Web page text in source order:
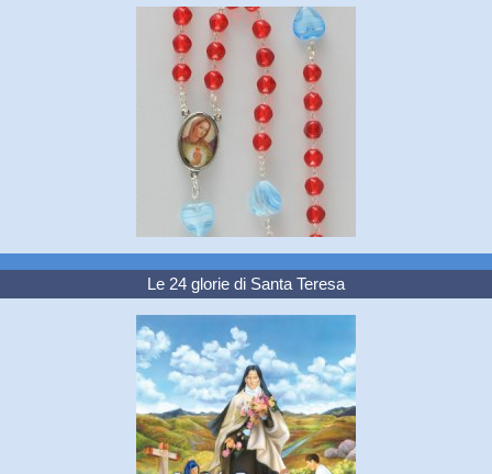
Le 24 glorie di Santa Teresa